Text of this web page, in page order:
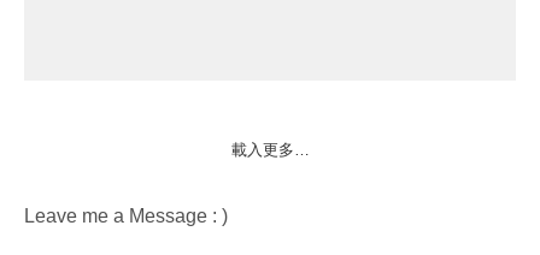
載入更多…
Leave me a Message : )